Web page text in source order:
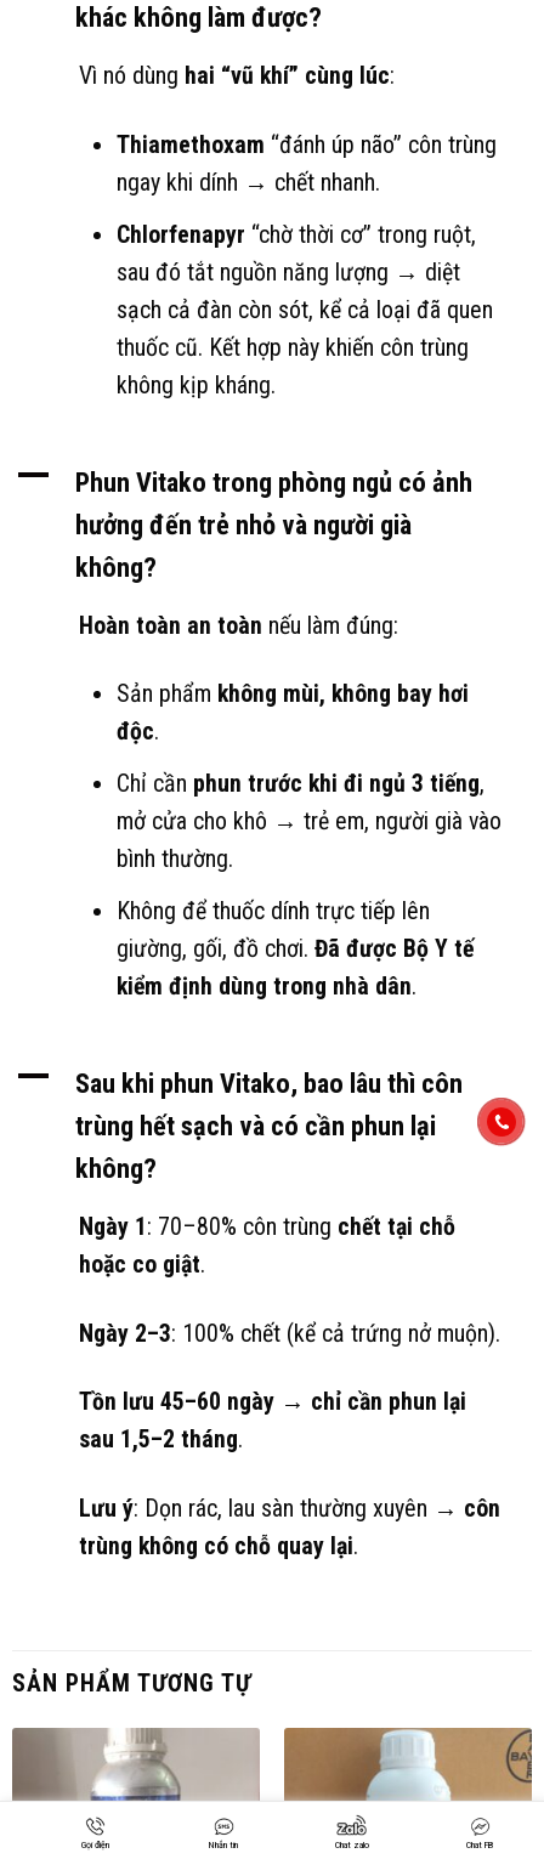
khác không làm được?
Vì nó dùng hai “vũ khí” cùng lúc:
Thiamethoxam “đánh úp não” côn trùng
ngay khi dính → chết nhanh.
Chlorfenapyr “chờ thời cơ” trong ruột,
sau đó tắt nguồn năng lượng → diệt
sạch cả đàn còn sót, kể cả loại đã quen
thuốc cũ. Kết hợp này khiến côn trùng
không kịp kháng.
A
Phun Vitako trong phòng ngủ có ảnh
hưởng đến trẻ nhỏ và người già
không?
Hoàn toàn an toàn nếu làm đúng:
Sản phẩm không mùi, không bay hơi
độc.
Chỉ cần phun trước khi đi ngủ 3 tiếng,
mở cửa cho khô → trẻ em, người già vào
bình thường.
Không để thuốc dính trực tiếp lên
giường, gối, đồ chơi. Đã được Bộ Y tế
kiểm định dùng trong nhà dân.
A
Sau khi phun Vitako, bao lâu thì côn
trùng hết sạch và có cần phun lại
không?
Ngày 1 : 70–80% côn trùng chết tại chỗ
hoặc co giật.
Ngày 2–3: 100% chết (kể cả trứng nở muộn).
Tồn lưu 45–60 ngày → chỉ cần phun lại
sau 1,5–2 tháng.
Lưu ý: Dọn rác, lau sàn thường xuyên → côn
trùng không có chỗ quay lại.
SẢN PHẨM TƯƠNG TỰ
Gọi điện Nhắn tin Chat zalo Chat FB